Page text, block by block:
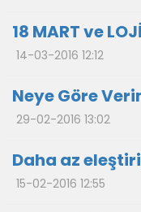
18 MART ve
14-03-2016 12:12
Neye Göre
29-02-2016 13:02
Daha az
15-02-2016 12:55